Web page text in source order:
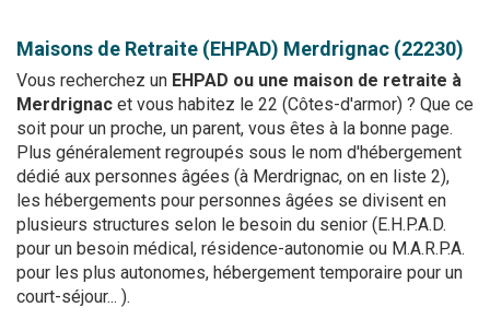
Maisons de Retraite (EHPAD) Merdrignac (22230)
Vous recherchez un EHPAD ou une maison de retraite à
Merdrignac et vous habitez le 22 (Côtes-d'armor) ? Que ce
soit pour un proche, un parent, vous êtes à la bonne page.
Plus généralement regroupés sous le nom d'hébergement
dédié aux personnes âgées (à Merdrignac, on en liste 2),
les hébergements pour personnes âgées se divisent en
plusieurs structures selon le besoin du senior (E.H.P.A.D.
pour un besoin médical, résidence-autonomie ou M.A.R.P.A.
pour les plus autonomes, hébergement temporaire pour un
court-séjour... ).